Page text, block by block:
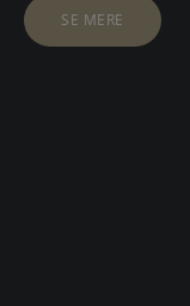
SE MERE